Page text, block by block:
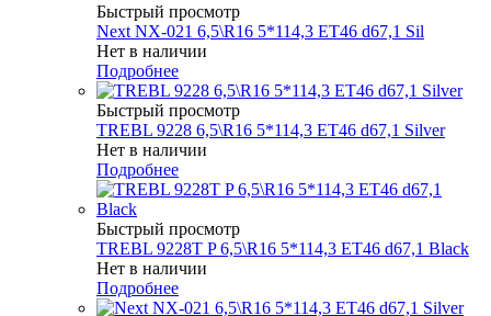
Быстрый просмотр
Next NX-021 6,5\R16 5*114,3 ET46 d67,1 Sil
Нет в наличии
Подробнее
Быстрый просмотр
TREBL 9228 6,5\R16 5*114,3 ET46 d67,1 Silver
Нет в наличии
Подробнее
Быстрый просмотр
TREBL 9228T P 6,5\R16 5*114,3 ET46 d67,1 Black
Нет в наличии
Подробнее